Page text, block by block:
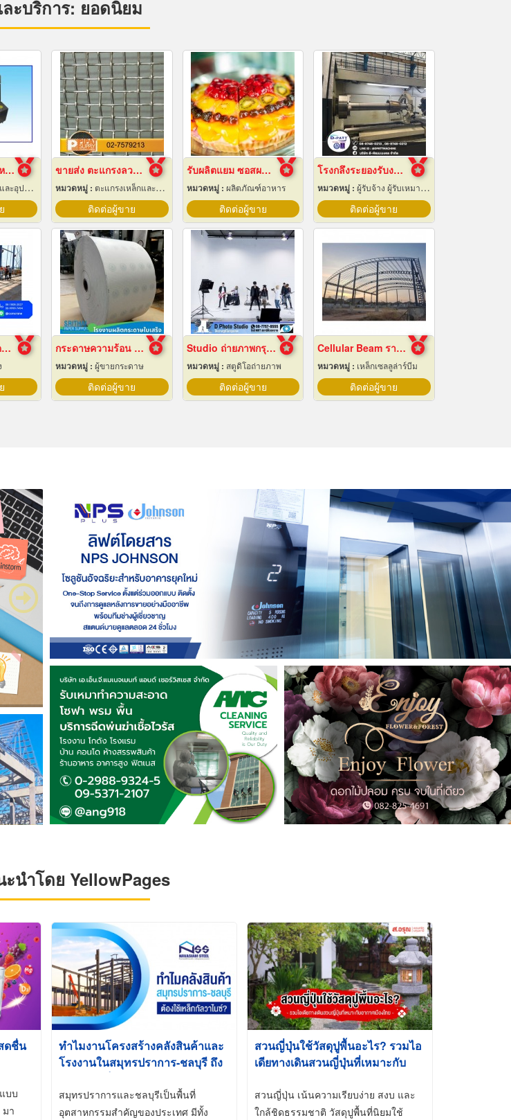
ะบริการ: ยอดนิยม
เครื่องผลิตน้ำแข็งหลอด เชียงใหม่
ผลิตน้ำแข็ง
ขายส่ง ตะแกรงลวดสานสแตนเลส
หมวดหมู่ : ตะแกรงเหล็กและลวดตาข่าย
ติดต่อผู้ขาย
รับผลิตแยม ซอสผลไม้
หมวดหมู่ : ผลิตภัณฑ์อาหาร
ติดต่อผู้ขาย
โรงกลึงระยองรับงานผลิตด่วน
หมวดหมู่ : ผู้รับจ้าง ผู้รับเหมากลึง
ติดต่อผู้ขาย
รับงานออกแบบ เครนโรงงาน กระดาษความร้อน 57x80 ราคาส่ง
หมวดหมู่ : ผู้ขายกระดาษ
ติดต่อผู้ขาย
Studio ถ่ายภาพกรุงเทพ
หมวดหมู่ : สตูดิโอถ่ายภาพ
ติดต่อผู้ขาย
Cellular Beam ราคาโรงงาน
หมวดหมู่ : เหล็กเซลลูล่าร์บีม
ติดต่อผู้ขาย
นำโดย YellowPages
ดชื่น
บบ
า
ทำไมงานโครงสร้างคลังสินค้าและ
โรงงานในสมุทรปราการ-ชลบุรี ถึง
Galvanized)
สมุทรปราการและชลบุรีเป็นพื้นที่
อุตสาหกรรมสำคัญของประเทศ มีทั้ง
สวนญี่ปุ่นใช้วัสดุปูพื้นอะไร? รวมไอ
เดียทางเดินสวนญี่ปุ่นที่เหมาะกับ
สวนญี่ปุ่น เน้นความเรียบง่าย สงบ และ
ใกล้ชิดธรรมชาติ วัสดุปูพื้นที่นิยมใช้